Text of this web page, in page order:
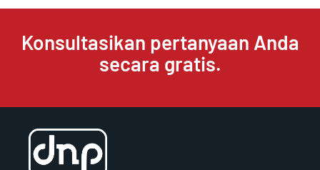
Konsultasikan pertanyaan Anda
secara gratis.